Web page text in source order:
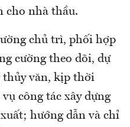
cho nhà thầu.
chủ trì, phối hợp
cường theo dõi, dự
thủy văn, kịp thời
công tác xây dựng
hướng dẫn và chỉ